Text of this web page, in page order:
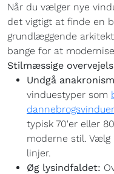
Når du vælger nye
det vigtigt at finde en
grundlæggende
bange for at
Stilmæssige
Undgå
vinduestyper som
dannebrogsvinduer
typisk 70'er eller
moderne stil.
linjer.
Øg lysindfaldet: